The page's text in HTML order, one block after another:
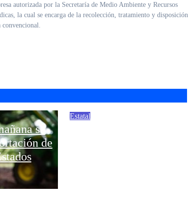
autorizada por la Secretaría de Medio Ambiente y Recursos
la cual se encarga de la recolección, tratamiento y disposición
se
de
Estatal